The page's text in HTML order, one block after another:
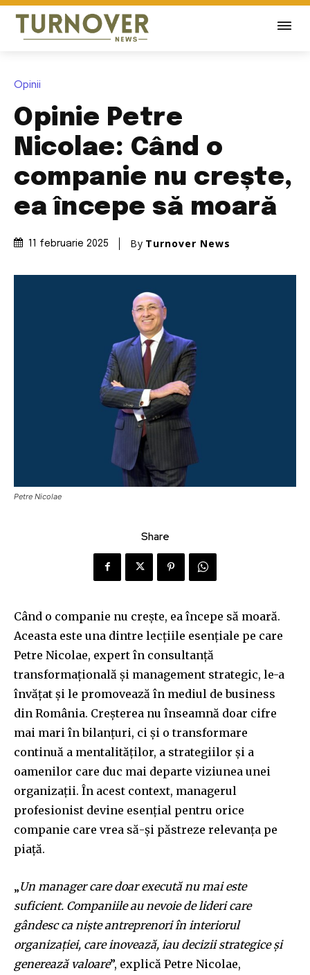
Opinii
Opinie Petre
Nicolae: Când o
companie nu crește,
ea începe să moară
11 februarie 2025 By Turnover News
Petre Nicolae
Share
Când o companie nu crește, ea începe să moară.
Aceasta este una dintre lecțiile esențiale pe care
Petre Nicolae, expert în consultanță
transformațională și management strategic, le-a
învățat și le promovează în mediul de business
din România. Creșterea nu înseamnă doar cifre
mai mari în bilanțuri, ci și o transformare
continuă a mentalităților, a strategiilor și a
oamenilor care duc mai departe viziunea unei
organizații. În acest context, managerul
profesionist devine esențial pentru orice
companie care vrea să-și păstreze relevanța pe
piață.
„Un manager care doar execută nu mai este
suficient. Companiile au nevoie de lideri care
gândesc ca niște antreprenori în interiorul
organizației, care inovează, iau decizii strategice și
generează valoare”, explică Petre Nicolae,